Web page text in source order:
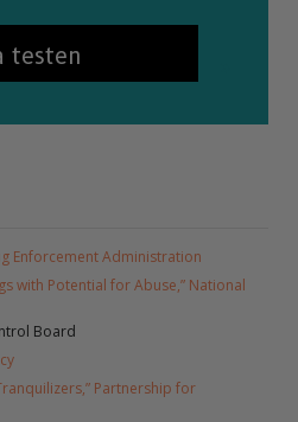
testen
Enforcement Administration
with Potential for Abuse,” National
Board
Partnership for